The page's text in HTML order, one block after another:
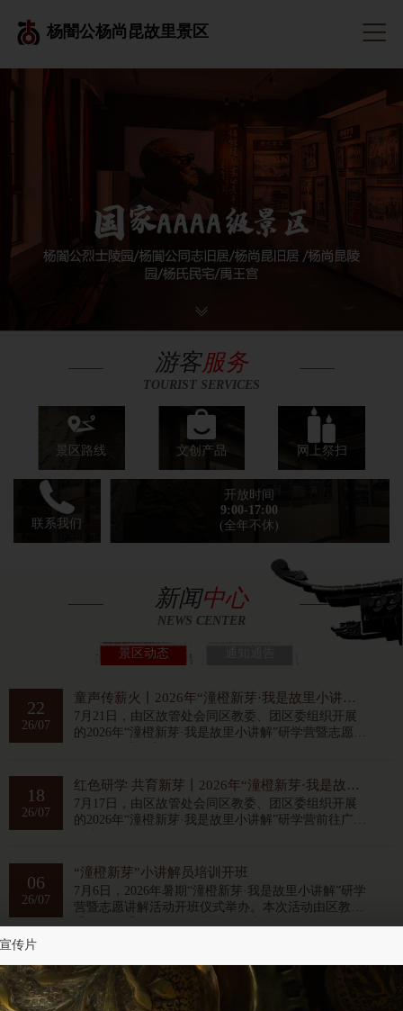
杨闇公杨尚昆故里景区
游客服务
TOURIST SERVICES
景区路线 文创产品 网上祭扫
联系我们
开放时间
9:00-17:00
(全年不休)
新闻中心
NEWS CENTER
景区动态
22
26/07
童声传薪火丨2026年“潼橙新芽·我是故里小讲解”研学营暨志愿讲解活动圆满结业
7月21日，由区故管处会同区教委、团区委组织开展
的2026年“潼橙新芽·我是故里小讲解”研学营暨志愿讲
18
26/07
红色研学 共育新芽丨2026年“潼橙新芽·我是故里小讲解” 研学营小平故里行
7月17日，由区故管处会同区教委、团区委组织开展
的2026年“潼橙新芽·我是故里小讲解”研学营前往广安
06
26/07
“潼橙新芽”小讲解员培训开班
7月6日，2026年暑期“潼橙新芽·我是故里小讲解”研学
营暨志愿讲解活动开班仪式举办。本次活动由区教
委、团区委、区故里管理处联合主办，面向全区9至
02
26/07
7月2日上午，杨尚昆故里管理处与重庆大学马克思主
义学院共建“大思政课”实践教学基地签约仪式在重庆
传片